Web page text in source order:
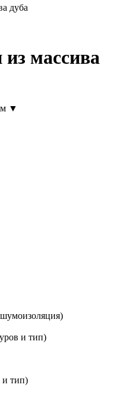
дуба
массива
▼
и тип)
и тип)